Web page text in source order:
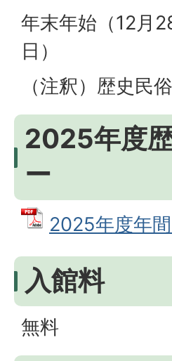
年末年始（12月
日）
（注釈）歴史民
2025年度
ー
2025年度年
入館料
無料